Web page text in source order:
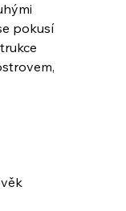
pokusí